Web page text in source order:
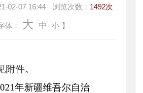
02-07 16:44 浏览次数： 1492次
体： 大 中 小 】
附件。
年新疆维吾尔自治